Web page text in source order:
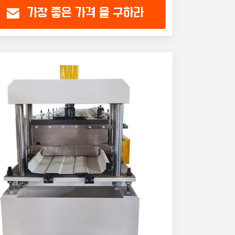
가장 좋은 가격 을 구하라